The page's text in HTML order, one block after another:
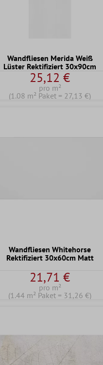
5 von 5 Sternen
4 von 5 Sternen
3 von 5 Sternen
2 von 5 Sternen
1 von 5 Sternen
Wandfliesen Merida Weiß
Lüster Rektifiziert 30x90cm
25,12 €
pro m²
(1.08 m² Paket = 27,13 €)
Wandfliesen Whitehorse
Rektifiziert 30x60cm Matt
21,71 €
pro m²
(1.44 m² Paket = 31,26 €)